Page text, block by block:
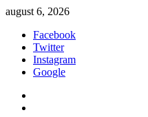
Sari
conținut
august 6, 2026
Facebook
Twitter
Instagram
Google